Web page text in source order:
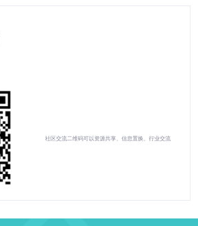
社区交流二维码可以资源共享、信息置换、行业交流